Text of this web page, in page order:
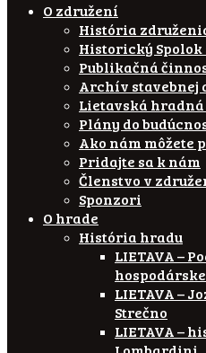
O združení
História
Historický Spolok
Publikačná
Archív stavebnej
Lietavská
Plány do
Ako nám môžete
Pridajte sa k nám
Členstvo v
Sponzori
O hrade
História hradu
LIETAVA –
LIETAVA –
Strečno
LIETAVA –